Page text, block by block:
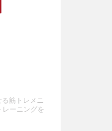
筋トレメニ
レーニングを